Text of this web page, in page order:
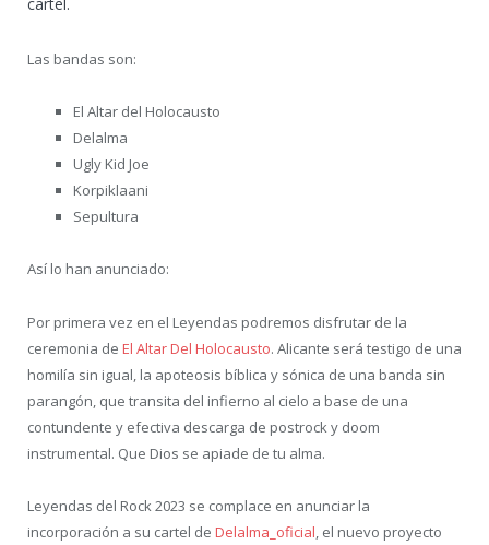
Las bandas son:
El Altar del Holocausto
Delalma
Ugly Kid Joe
Korpiklaani
Sepultura
Así lo han anunciado:
Por primera vez en el Leyendas podremos disfrutar de la
ceremonia de El Altar Del Holocausto. Alicante será testigo de una
homilía sin igual, la apoteosis bíblica y sónica de una banda sin
parangón, que transita del infierno al cielo a base de una
contundente y efectiva descarga de postrock y doom
instrumental. Que Dios se apiade de tu alma.
Leyendas del Rock 2023 se complace en anunciar la
incorporación a su cartel de Delalma_oficial, el nuevo proyecto